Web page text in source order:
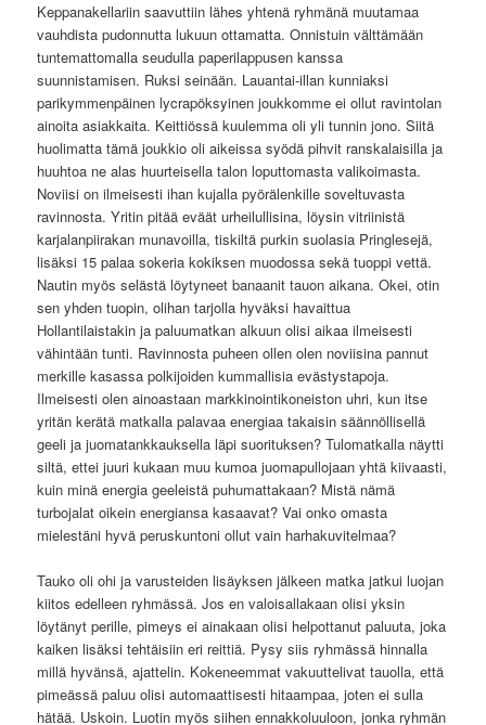
Keppanakellariin saavuttiin lähes yhtenä ryhmänä muutamaa
vauhdista pudonnutta lukuun ottamatta. Onnistuin välttämään
tuntemattomalla seudulla paperilappusen kanssa
suunnistamisen. Ruksi seinään. Lauantai-illan kunniaksi
parikymmenpäinen lycrapöksyinen joukkomme ei ollut ravintolan
ainoita asiakkaita. Keittiössä kuulemma oli yli tunnin jono. Siitä
huolimatta tämä joukkio oli aikeissa syödä pihvit ranskalaisilla ja
huuhtoa ne alas huurteisella talon loputtomasta valikoimasta.
Noviisi on ilmeisesti ihan kujalla pyörälenkille soveltuvasta
ravinnosta. Yritin pitää eväät urheilullisina, löysin vitriinistä
karjalanpiirakan munavoilla, tiskiltä purkin suolasia Pringlesejä,
lisäksi 15 palaa sokeria kokiksen muodossa sekä tuoppi vettä.
Nautin myös selästä löytyneet banaanit tauon aikana. Okei, otin
sen yhden tuopin, olihan tarjolla hyväksi havaittua
Hollantilaistakin ja paluumatkan alkuun olisi aikaa ilmeisesti
vähintään tunti. Ravinnosta puheen ollen olen noviisina pannut
merkille kasassa polkijoiden kummallisia evästystapoja.
Ilmeisesti olen ainoastaan markkinointikoneiston uhri, kun itse
yritän kerätä matkalla palavaa energiaa takaisin säännöllisellä
geeli ja juomatankkauksella läpi suorituksen? Tulomatkalla näytti
siltä, ettei juuri kukaan muu kumoa juomapullojaan yhtä kiivaasti,
kuin minä energia geeleistä puhumattakaan? Mistä nämä
turbojalat oikein energiansa kasaavat? Vai onko omasta
mielestäni hyvä peruskuntoni ollut vain harhakuvitelmaa?
Tauko oli ohi ja varusteiden lisäyksen jälkeen matka jatkui luojan
kiitos edelleen ryhmässä. Jos en valoisallakaan olisi yksin
löytänyt perille, pimeys ei ainakaan olisi helpottanut paluuta, joka
kaiken lisäksi tehtäisiin eri reittiä. Pysy siis ryhmässä hinnalla
millä hyvänsä, ajattelin. Kokeneemmat vakuuttelivat tauolla, että
pimeässä paluu olisi automaattisesti hitaampaa, joten ei sulla
hätää. Uskoin. Luotin myös siihen ennakkoluuloon, jonka ryhmän